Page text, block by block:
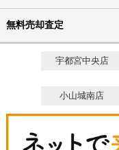
無料売却査定
宇都宮中央店
小山城南店